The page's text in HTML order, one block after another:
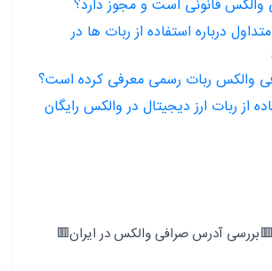
درباره استفاده از ربات ها در
از ربات ارز دیجیتال در والکس رایگان
🟥بررسی آدرس صرافی والکس در ایران🟥